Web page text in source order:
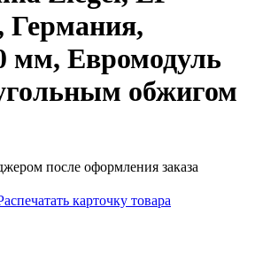
Германия,
мм, Евромодуль
обжигом
после оформления заказа
карточку товара